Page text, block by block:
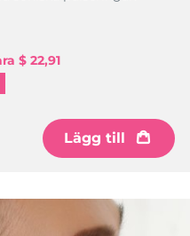
$ 22,91
Lägg till